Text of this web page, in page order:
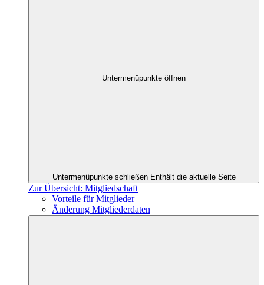
Untermenüpunkte öffnen
Untermenüpunkte schließen Enthält die aktuelle Seite
Zur Übersicht: Mitgliedschaft
Vorteile für Mitglieder
Änderung Mitgliederdaten